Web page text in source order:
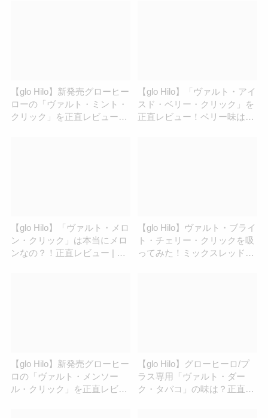
【glo Hilo】新発売グローヒー
ローの「ヴァルト・ミント・
クリック」を正直レビュー！
【glo Hilo】「ヴァルト・アイ
スド・ベリー・クリック」を
正直レビュー！ベリー味は強
【glo Hilo】「ヴァルト・メロ
ン・クリック」は本当にメロ
ンなの？！正直レビュー | ア
【glo Hilo】ヴァルト・ブライ
ト・チェリー・クリックを吸
ってみた！ミックスレッドベ
【glo Hilo】新発売グローヒー
ロの「ヴァルト・メンソー
ル・クリック」を正直レビュ
【glo Hilo】グローヒーロ/プ
ラス専用「ヴァルト・ダー
ク・タバコ」の味は？正直レ